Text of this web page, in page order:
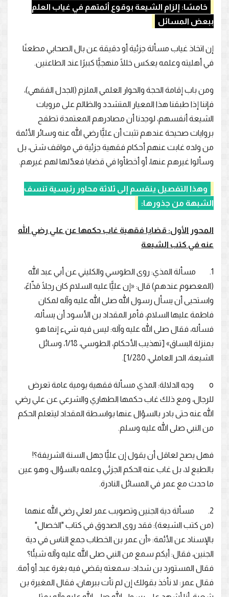
خامسًا: إلزام الشيعة بوقوع أئمتهم في غياب العلم
ببعض المسائل
إن اتخاذ غياب مسألة جزئية أو دقيقة عن بال الصحابي مطعنًا
في أهليته وعلمه يعكس خللًا منهجيًّا كبيرًا عند الطاعنين.
ومن باب إقامة الحجة والحوار العلمي الملزم (الجدل الفقهي)،
فإننا إذا طبقنا هذا المعيار المتشدد والظالم على مرويات
الشيعة أنفسهم، لوجدنا أن مصادرهم المعتمدة تطفح
بروايات صحيحة عندهم تثبت أن عليًّا رضي الله عنه وسائر الأئمة
من ولده غابت عنهم أحكام فقهية جزئية في مواقف شتى، بل
وسألوا غيرهم عنها، أو أخطأوا في قضايا فعدّلها لهم غيرهم.
وهذا التفصيل ينقسم إلى ثلاثة محاور رئيسية تنسف
الشبهة من جذورها:
المحور الأول: قضايا فقهية غاب حكمها عن علي رضي الله
عنه في كتب الشيعة
1. مسألة المذي: روى الطوسي والكليني عن أبي عبد الله
(المعصوم عندهم) قال: «إن عليًّا عليه السلام كان رجلًا مَذّاءً،
واستحيى أن يسأل رسول الله صلى الله عليه وآله لمكان
فاطمة عليها السلام، فأمر المقداد بن الأسود أن يسأله،
فسأله، فقال صلى الله عليه وآله: ليس فيه شيء إنما هو
بمنزلة البساق» [تهذيب الأحكام، الطوسي، 1/18، وسائل
الشيعة، الحر العاملي، 1/280].
o وجه الدلالة: المذي مسألة فقهية يومية عامة تعرض
للرجال، ومع ذلك غاب حكمها الطهاري والشرعي عن علي رضي
الله عنه حتى بادر بالسؤال عنها بواسطة المقداد ليتعلم الحكم
من النبي صلى الله عليه وسلم.
فهل يصح لعاقل أن يقول إن عليًّا جهل السنة الشريفة؟!
بالطبع لا، بل غاب عنه الحكم الجزئي وعلمه بالسؤال، وهو عين
ما حدث مع عمر في المسائل النادرة.
2. مسألة دية الجنين وتصويب عمر لعلي رضي الله عنهما
(من كتب الشيعة): فقد روى الصدوق في كتاب "الخصال"
بالإسناد عن الأئمة: «أن عمر بن الخطاب جمع الناس في دية
الجنين، فقال: أيكم سمع من النبي صلى الله عليه وآله شيئًا؟
فقال المستورد بن شداد: سمعته يقضي فيه بغرة عبد أو أمة.
فقال عمر: لا نأخذ بقولك إن لم تأت ببرهان، فقال المغيرة بن